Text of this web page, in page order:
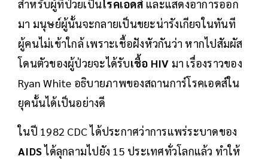
สำหรับผู้ที่ป่วยเป็นโรคเอดส์ และแสดงอาการออก
มา มนุษย์ผู้นั้นจะกลายเป็นขยะน่ารังเกียจในทันที
ผู้คนไม่เข้าใกล้ เพราะเชื้อฝังหัวกันว่า หากไปสัมผัส
โดนตัวของผู้ป่วยจะได้รับเชื้อ HIV มา เรื่องราวของ
Ryan White อธิบายภาพของสถานการ์โรคเอดส์ใน
ยุคนั้นได้เป็นอย่างดี
ในปี 1982 CDC ได้ประกาศว่าการแพร่ระบาดของ
AIDSได้ลุกลามไปยัง 15 ประเทศทั่วโลกแล้ว ทำให้